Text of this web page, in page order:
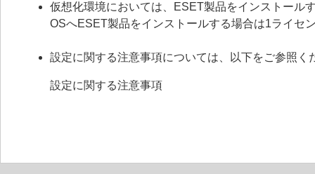
仮想化環境においては、ESET製品をインストール
OSへESET製品をインストールする場合は1ライセ
設定に関する注意事項については、以下をご参照く
設定に関する注意事項